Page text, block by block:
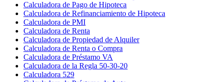
Calculadora de Pago de Hipoteca
Calculadora de Refinanciamiento de Hipoteca
Calculadora de PMI
Calculadora de Renta
Calculadora de Propiedad de Alquiler
Calculadora de Renta o Compra
Calculadora de Préstamo VA
Calculadora de la Regla 50-30-20
Calculadora 529